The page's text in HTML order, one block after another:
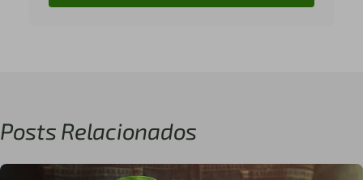
Posts Relacionados